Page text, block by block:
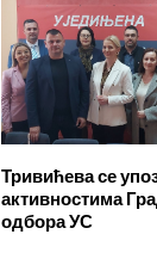
Тривићева се
активностима
одбора УС